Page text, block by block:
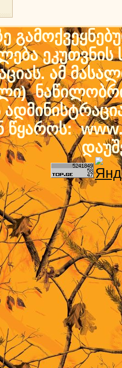
ეკუთვნის
ამ
წყაროს: